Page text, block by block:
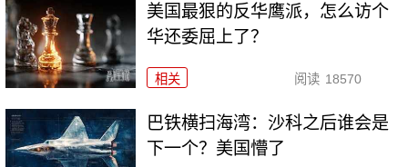
美国最狠的反华鹰派，怎么访个
华还委屈上了？
相关 阅读 18570
巴铁横扫海湾：沙科之后谁会是
下一个？美国懵了